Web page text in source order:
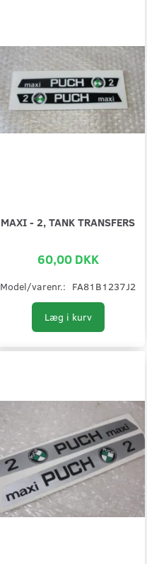
MAXI - 2, TANK TRANSFERS
60,00 DKK
Model/varenr.: FA81B1237J2
Læg i kurv